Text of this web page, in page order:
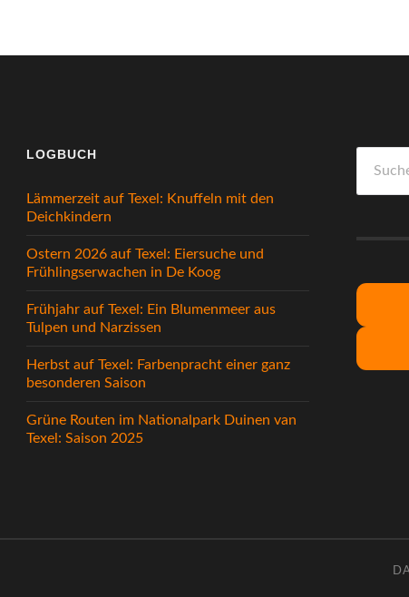
LOGBUCH
Lämmerzeit auf Texel: Knuffeln mit den
Deichkindern
Ostern 2026 auf Texel: Eiersuche und
Frühlingserwachen in De Koog
Frühjahr auf Texel: Ein Blumenmeer aus
Tulpen und Narzissen
Herbst auf Texel: Farbenpracht einer ganz
besonderen Saison
Grüne Routen im Nationalpark Duinen van
Texel: Saison 2025
nach: